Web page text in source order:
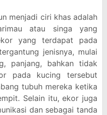
menjadi ciri khas adalah
atau singa yang
yang terdapat pada
jenisnya, mulai
panjang, bahkan tidak
pada kucing tersebut
tubuh mereka ketika
Selain itu, ekor juga
dan sebagai tanda